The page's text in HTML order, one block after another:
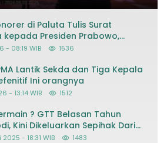
di Paluta Tulis Surat
kepada Presiden Prabowo,
atas Dugaan
- 08:19 WIB 1536
Lantik Sekda dan Tiga Kepala
Ini orangnya
- 13:14 WIB 1512
? GTT Belasan Tahun
Kini Dikeluarkan Sepihak Dari
2025 - 18:31 WIB 1483